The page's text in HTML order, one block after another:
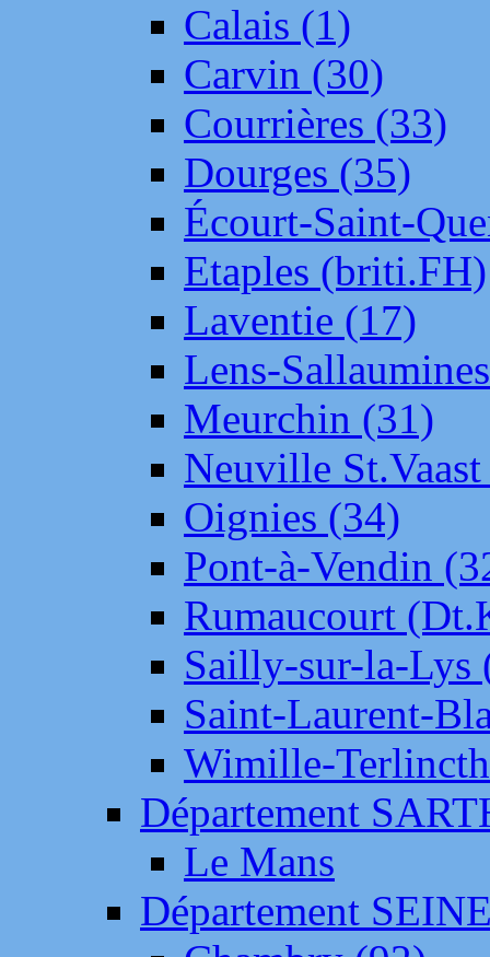
Calais (1)
Carvin (30)
Courrières (33)
Dourges (35)
Écourt-Saint-
Etaples (briti.FH)
Laventie (17)
Lens-
Meurchin (31)
Neuville
Oignies (34)
Pont-à-Vendin
Rumaucourt
Sailly-sur-la-Lys
Saint-Laurent-
Wimille-
Département
Le Mans
Département